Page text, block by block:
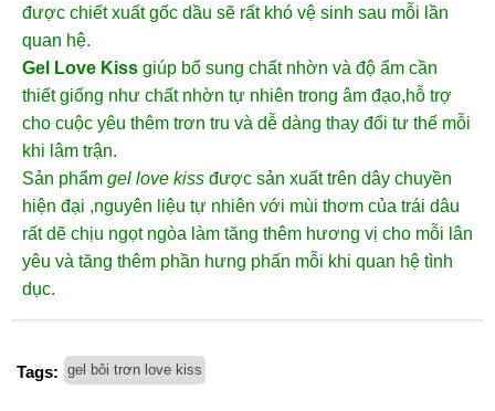
được chiết xuất gốc dầu sẽ rất khó vệ sinh sau mỗi lần
quan hệ.
Gel Love Kiss giúp bổ sung chất nhờn và độ ẩm cần
thiết giống như chất nhờn tự nhiên trong âm đạo,hỗ trợ
cho cuộc yêu thêm trơn tru và dễ dàng thay đổi tư thế mỗi
khi lâm trận.
Sản phẩm gel love kiss được sản xuất trên dây chuyền
hiện đại ,nguyên liệu tự nhiên với mùi thơm của trái dâu
rất dẽ chịu ngọt ngòa làm tăng thêm hương vị cho mỗi lân
yêu và tăng thêm phần hưng phấn mỗi khi quan hệ tình
dục.
Tags: gel bôi trơn love kiss